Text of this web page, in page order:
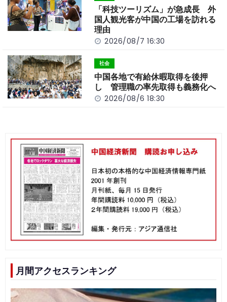
「科技ツーリズム」が急成長 外
国人観光客が中国の工場を訪れる
理由
2026/08/7 16:30
社会
中国各地で有給休暇取得を後押
し 管理職の率先取得も義務化へ
2026/08/6 18:30
月間アクセスランキング